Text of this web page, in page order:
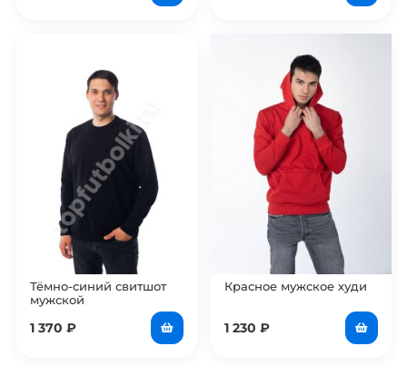
Тёмно-синий свитшот
мужской
1 370 ₽
Красное мужское худи
1 230 ₽